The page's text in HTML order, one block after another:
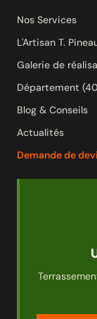
Nos Services
L'Artisan T.
Galerie de
Département
Blog & Conseils
Actualités
Demande de